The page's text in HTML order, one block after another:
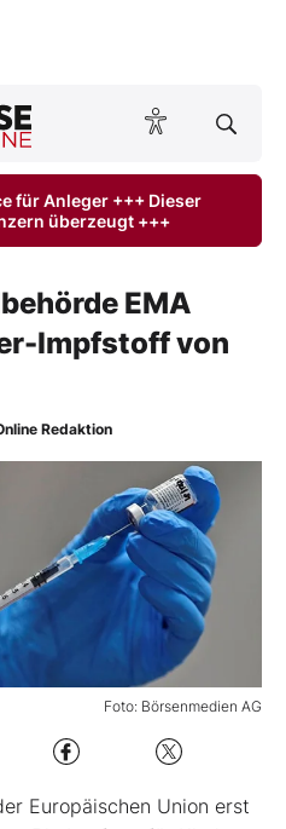
ONLINE lesen
für Anleger +++ Dieser
überzeugt +++
EMA
Impfstoff von
Redaktion
Foto: Börsenmedien AG
Europäischen Union erst